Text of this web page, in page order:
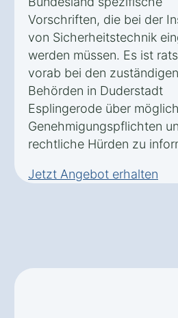
Vorschriften, die bei der
von Sicherheitstechnik
werden müssen. Es ist
vorab bei den zuständigen
Behörden in Duderstadt
Esplingerode über
Genehmigungspflichten
rechtliche Hürden zu
Jetzt Angebot erhalten